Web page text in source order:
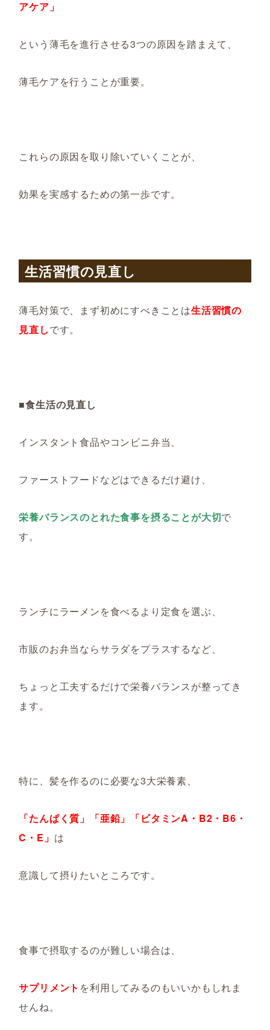
アケア」
という薄毛を進行させる3つの原因を踏まえて、
薄毛ケアを行うことが重要。
これらの原因を取り除いていくことが、
効果を実感するための第一歩です。
生活習慣の見直し
薄毛対策で、まず初めにすべきことは生活習慣の
見直しです。
■食生活の見直し
インスタント食品やコンビニ弁当、
ファーストフードなどはできるだけ避け、
栄養バランスのとれた食事を摂ることが大切で
す。
ランチにラーメンを食べるより定食を選ぶ、
市販のお弁当ならサラダをプラスするなど、
ちょっと工夫するだけで栄養バランスが整ってき
ます。
特に、髪を作るのに必要な3大栄養素、
「たんぱく質」「亜鉛」「ビタミンA・B2・B6・
C・E」 は
意識して摂りたいところです。
食事で摂取するのが難しい場合は、
サプリメント を利用してみるのもいいかもしれま
せんね。